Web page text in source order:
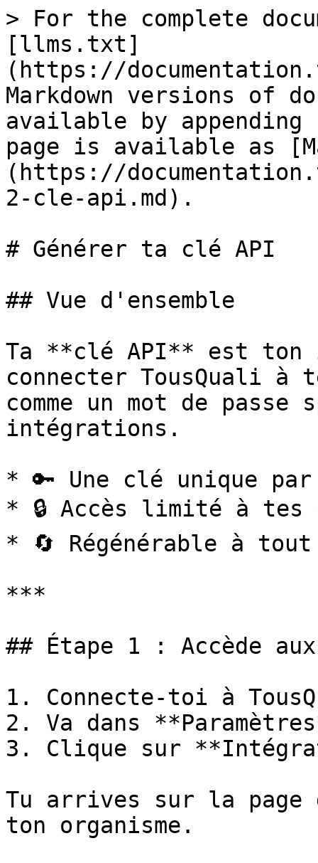
> For the complete
[llms.txt]
(https://
Markdown versions of
available by
page is available as
(https://
2-cle-api.md).
# Générer ta clé API
## Vue d'ensemble
Ta **clé API** est ton
connecter TousQuali
comme un mot de
intégrations.
* 🔑 Une clé unique par
* 🔒 Accès limité à tes
* 🔄 Régénérable à tout
***
## Étape 1 : Accède
1. Connecte-toi à
2. Va dans
3. Clique sur
Tu arrives sur la page
ton organisme.